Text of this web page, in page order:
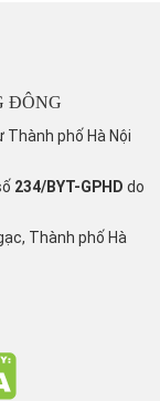
ĐÔNG
phố Hà Nội
234/BYT-GPHD do
Thành phố Hà